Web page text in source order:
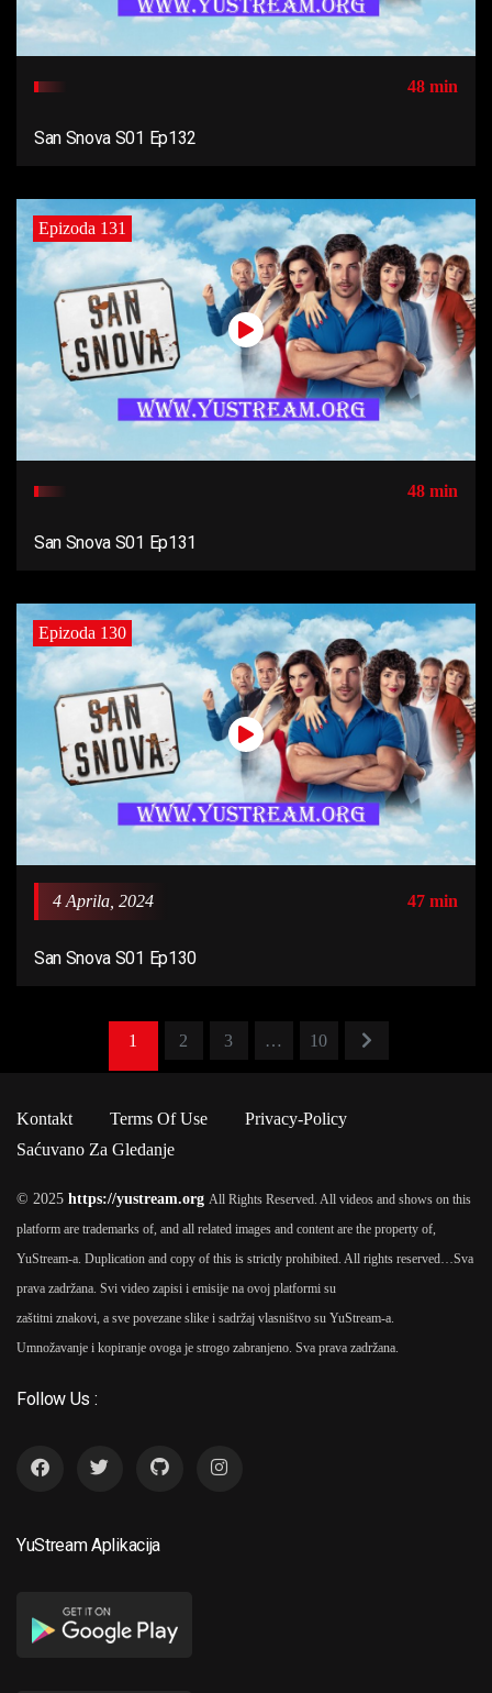
48 min
San Snova S01 Ep132
Epizoda 131
48 min
San Snova S01 Ep131
Epizoda 130
4 Aprila, 2024 47 min
San Snova S01 Ep130
1 2 3 … 10
Kontakt Terms Of Use
Privacy-Policy
Saćuvano Za Gledanje
© 2025 https://yustream.org All Rights Reserved. All videos and shows on this
platform are trademarks of, and all related images and content are the property of,
YuStream-a. Duplication and copy of this is strictly prohibited. All rights reserved…Sva
prava zadržana. Svi video zapisi i emisije na ovoj platformi su
zaštitni znakovi, a sve povezane slike i sadržaj vlasništvo su YuStream-a.
Umnožavanje i kopiranje ovoga je strogo zabranjeno. Sva prava zadržana.
Follow Us :
YuStream Aplikacija